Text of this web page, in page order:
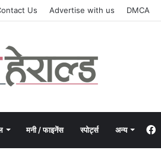
Us Advertise with us DMCA
मनी / फाइनेंस स्पोर्ट्स अन्य